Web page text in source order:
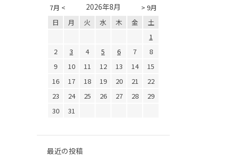
7月 < > 9月
2026年8月
日 月 火 水 木 金
土
1
2
3 4 5 6 7
8
9
10 11 12 13 14
15
16
17 18 19 20 21
22
23
24 25 26 27 28
29
30
31
最近の投稿